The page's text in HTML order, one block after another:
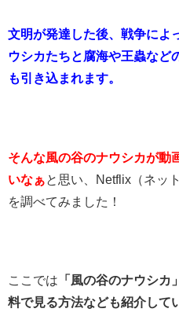
文明が発達した後、戦争によ
ウシカたちと腐海や王蟲など
も引き込まれます。
そんな風の谷のナウシカが動
いなぁと思い、Netflix（ネッ
を調べてみました！
ここでは 「風の谷のナウシ
料で見る方法なども紹介して